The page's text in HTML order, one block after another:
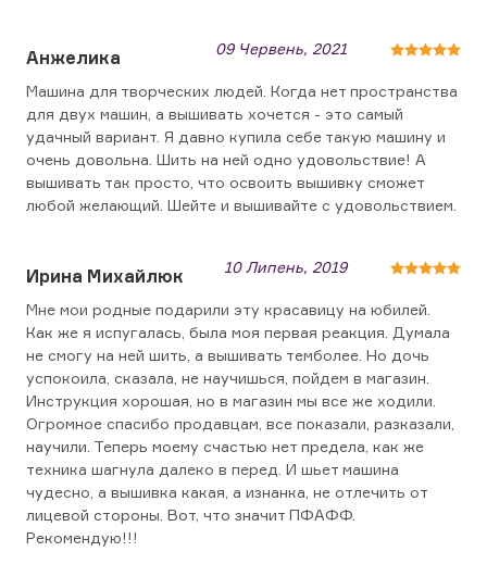
Анжелика 09 Червень, 2021
Машина для творческих людей. Когда нет пространства
для двух машин, а вышивать хочется - это самый
удачный вариант. Я давно купила себе такую машину и
очень довольна. Шить на ней одно удовольствие! А
вышивать так просто, что освоить вышивку сможет
любой желающий. Шейте и вышивайте с удовольствием.
Ирина Михайлюк 10 Липень, 2019
Мне мои родные подарили эту красавицу на юбилей.
Как же я испугалась, была моя первая реакция. Думала
не смогу на ней шить, а вышивать темболее. Но дочь
успокоила, сказала, не научишься, пойдем в магазин.
Инструкция хорошая, но в магазин мы все же ходили.
Огромное спасибо продавцам, все показали, разказали,
научили. Теперь моему счастью нет предела, как же
техника шагнула далеко в перед. И шьет машина
чудесно, а вышивка какая, а изнанка, не отлечить от
лицевой стороны. Вот, что значит ПФАФФ.
Рекомендую!!!